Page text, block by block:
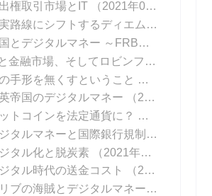
権取引市場とIT
（2021年05月19日 掲載）
第37回 現実路線にシフトするディエム
（2021年
第38回 米国とデジタルマネー ～FRBパウエル議長のメッセージ
第39回 ITと金融市場、そしてロビンフッド
第40回 紙の手形を無くすということ
（2021年06
帝国のデジタルマネー
（2021年06月23日 掲載）
第42回 ビットコインを法定通貨に？
（2021年06
第43回 デジタルマネーと国際銀行規制
（2021年
タル化と脱炭素
（2021年07月14日 掲載）
タル時代の送金コスト
（2021年07月21日 掲載）
第46回 カリブの海賊とデジタルマネー
（2021年